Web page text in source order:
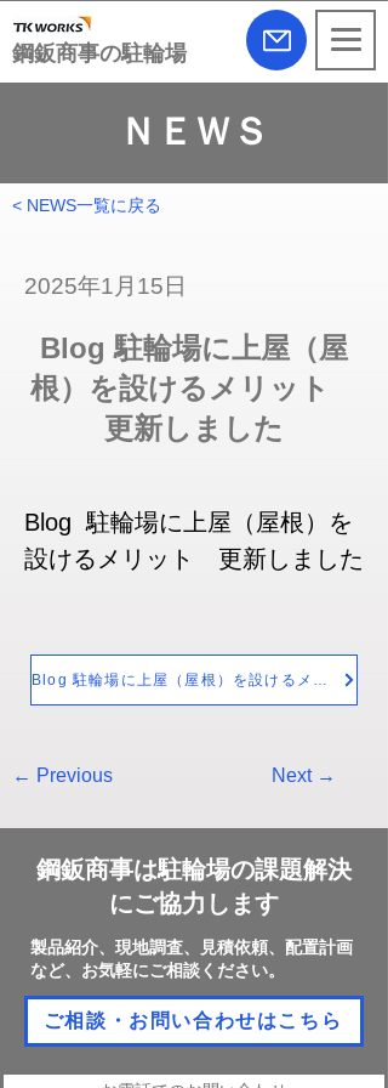
​鋼鈑商事の駐輪場
ＮＥＷＳ
< NEWS一覧に戻る
2025年1月15日
Blog 駐輪場に上屋（屋
根）を設けるメリット
更新しました
Blog  駐輪場に上屋（屋根）を
設けるメリット　更新しました
← Previous Next →
​鋼鈑商事は駐輪場の課題解決
にご協力します
​製品紹介、現地調査、見積依頼、配置計画
など、お気軽にご相談ください。
ご相談・お問い合わせはこちら